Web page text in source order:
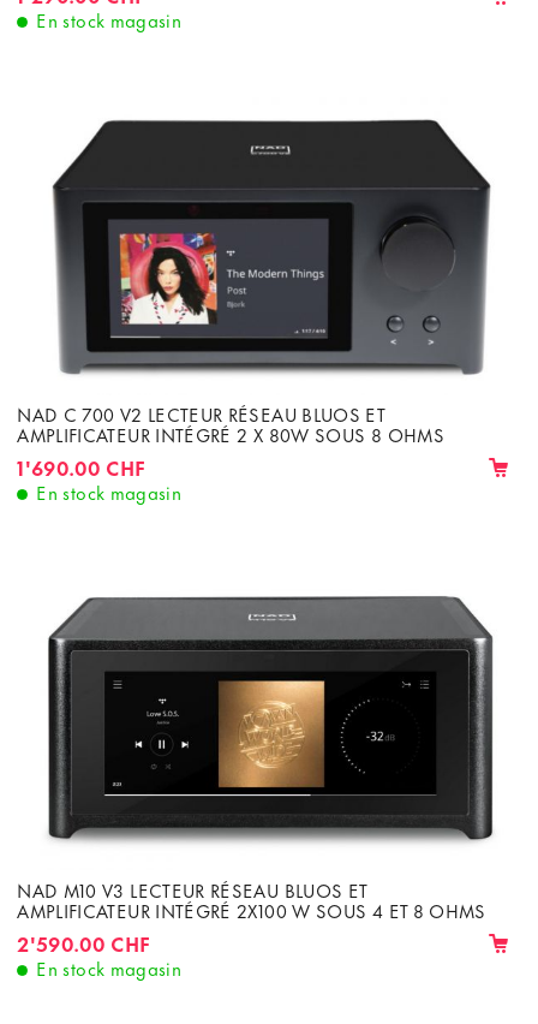
En stock magasin
NAD C 700 V2 LECTEUR RÉSEAU BLUOS ET
AMPLIFICATEUR INTÉGRÉ 2 X 80W SOUS 8 OHMS
1'690.00 CHF
En stock magasin
NAD M10 V3 LECTEUR RÉSEAU BLUOS ET
AMPLIFICATEUR INTÉGRÉ 2X100 W SOUS 4 ET 8 OHMS
2'590.00 CHF
En stock magasin